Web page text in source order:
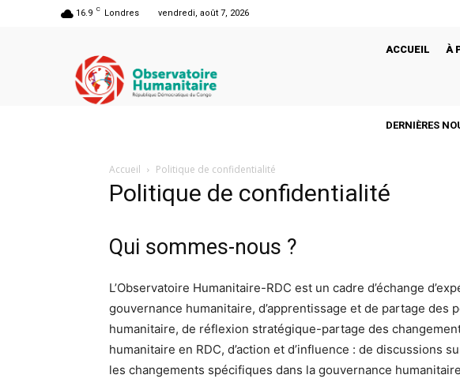
16.9 C Londres vendredi, août 7, 2026
ACCUEIL À
DERNIÈRES
Accueil Politique de confidentialité
Politique de confidentialité
Qui sommes-nous ?
L’Observatoire Humanitaire-RDC est un cadre d’échange
gouvernance humanitaire, d’apprentissage et de partage des
humanitaire, de réflexion stratégique-partage des
humanitaire en RDC, d’action et d’influence : de discussions
les changements spécifiques dans la gouvernance